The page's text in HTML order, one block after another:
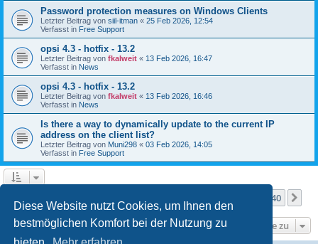
Diese Website nutzt Cookies, um Ihnen den
bestmöglichen Komfort bei der Nutzung zu
Password protection measures on Windows Clients
Letzter Beitrag von siil-itman « 25 Feb 2026, 12:54
Verfasst in Free Support
opsi 4.3 - hotfix - 13.2
Letzter Beitrag von fkalweit « 13 Feb 2026, 16:47
Verfasst in News
opsi 4.3 - hotfix - 13.2
Letzter Beitrag von fkalweit « 13 Feb 2026, 16:46
Verfasst in News
Is there a way to dynamically update to the current IP
address on the client list?
Letzter Beitrag von Muni298 « 03 Feb 2026, 14:05
Verfasst in Free Support
40
Gehe zu